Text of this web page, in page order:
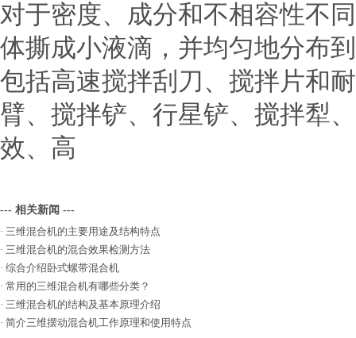
对于密度、成分和不相容性不
体撕成小液滴，并均匀地分布
包括高速搅拌刮刀、搅拌片和
臂、搅拌铲、行星铲、搅拌犁
效、高
--- 相关新闻 ---
· 三维混合机的主要用途及结构特点
· 三维混合机的混合效果检测方法
· 综合介绍卧式螺带混合机
· 常用的三维混合机有哪些分类？
· 三维混合机的结构及基本原理介绍
· 简介三维摆动混合机工作原理和使用特点